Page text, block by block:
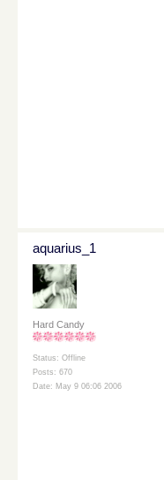
aquarius_1
Hard Candy
Status: Offline
Posts: 670
Date: May 9 06:06 2006